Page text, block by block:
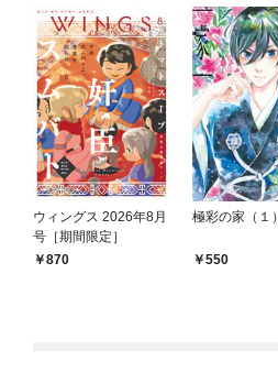
ウィングス 2026年8月
号［期間限定］
870
極彩の家（１）
550